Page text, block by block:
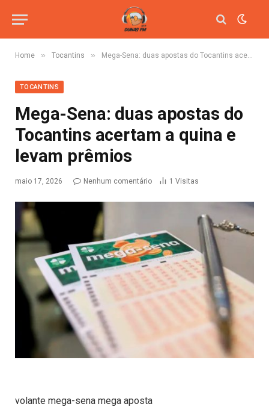
Home » Tocantins » Mega-Sena: duas apostas do Tocantins acertam a quina e levam prêmios
TOCANTINS
Mega-Sena: duas apostas do
Tocantins acertam a quina e
levam prêmios
maio 17, 2026 Nenhum comentário 1 Visitas
volante mega-sena mega aposta